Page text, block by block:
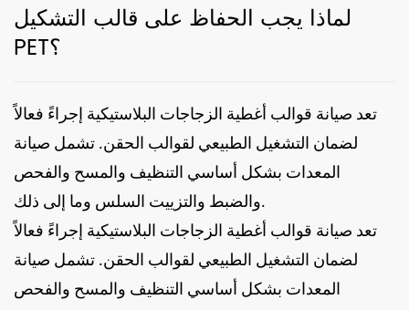
لماذا يجب الحفاظ على قالب التشكيل
PET؟
تعد صيانة قوالب أغطية الزجاجات البلاستيكية إجراءً فعالاً
لضمان التشغيل الطبيعي لقوالب الحقن. تشمل صيانة
المعدات بشكل أساسي التنظيف والمسح والفحص
والضبط والتزييت السلس وما إلى ذلك.
تعد صيانة قوالب أغطية الزجاجات البلاستيكية إجراءً فعالاً
لضمان التشغيل الطبيعي لقوالب الحقن. تشمل صيانة
المعدات بشكل أساسي التنظيف والمسح والفحص